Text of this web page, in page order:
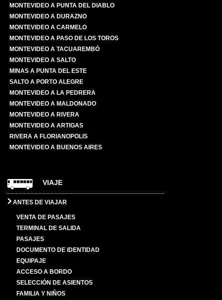
MONTEVIDEO A PUNTA DEL DIABLO
MONTEVIDEO A DURAZNO
MONTEVIDEO A CARMELO
MONTEVIDEO A PASO DE LOS TOROS
MONTEVIDEO A TACUAREMBÓ
MONTEVIDEO A SALTO
MINAS A PUNTA DEL ESTE
SALTO A PORTO ALEGRE
MONTEVIDEO A LA PEDRERA
MONTEVIDEO A MALDONADO
MONTEVIDEO A RIVERA
MONTEVIDEO A ARTIGAS
RIVERA A FLORIANOPOLIS
MONTEVIDEO A BUENOS AIRES
VIAJE
ANTES DE VIAJAR
VENTA DE PASAJES
TERMINAL DE SALIDA
PASAJES
DOCUMENTO DE IDENTIDAD
EQUIPAJE
ACCESO A BORDO
SELECCIÓN DE ASIENTOS
FAMILIA Y NIÑOS